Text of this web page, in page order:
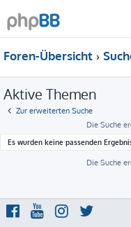
Foren-Übersicht
Aktive Themen
Zur erweiterten Suche
Die Suche
Es wurden keine passenden
Die Suche